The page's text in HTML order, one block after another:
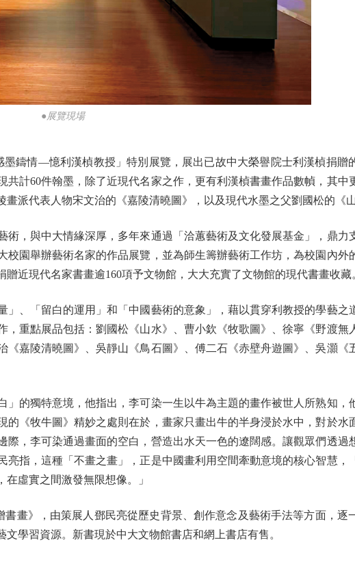
●展覽現場
鑄情—憶利漢楨教授」特別展覽，展出已故中大榮譽院士利漢楨捐贈
計60件翰墨，除了近現代名家之作，更有利漢楨書畫作品數幀，其中
派代表人物宋文治的《嘉陵清曉圖》，以及現代水墨之父劉國松的《山
，與中大情緣深厚，多年來通過「洽蕙藝術及文化發展基金」，鼎力
園舉辦藝術名家的作品展覽，並為師生籌辦藝術工作坊，為校園內外
近現代名家書畫逾160項予文物館，大大充實了文物館的現代書畫收藏
、「留白的運用」和「中國藝術的意象」，藉以貫穿利教授的學藝之
重點展品包括：劉國松《山水》、曹小欽《牧歌圖》、徐寧《野渡無
嘉陵清曉圖》、吳靜山《鳥石圖》、傅二石《赤壁舟遊圖》、吳灝《
的獨特意境，他指出，李可染一生以牛為主題的畫作被世人所熟知，
的《牧牛圖》精妙之處則在於，畫家只畫出牛的半身浸於水中，對於水
，李可染通過畫面的空白，營造出水天一色的遼闊感。讓觀眾們透過
指，這種「不畫之畫」，正是中國畫利用空間牽動意境的核心智慧，
虛實之間激發無限想像。」
畫》，由策展人鄧民亮從歷史背景、創作意念及藝術手法等方面，逐
學習資源。新書現於中大文物館書店和網上書店有售。